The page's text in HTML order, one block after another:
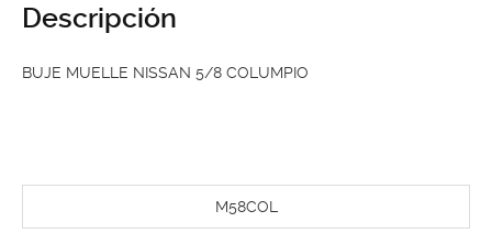
Descripción
BUJE MUELLE NISSAN 5/8 COLUMPIO
M58COL